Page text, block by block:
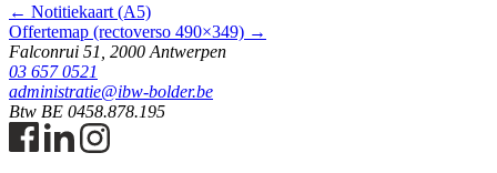
← Notitiekaart (A5)
Offertemap (rectoverso 490×349) →
Falconrui 51, 2000 Antwerpen
03 657 0521
administratie@ibw-bolder.be
Btw BE 0458.878.195